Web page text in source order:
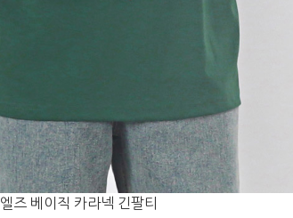
엘즈 베이직 카라넥 긴팔티